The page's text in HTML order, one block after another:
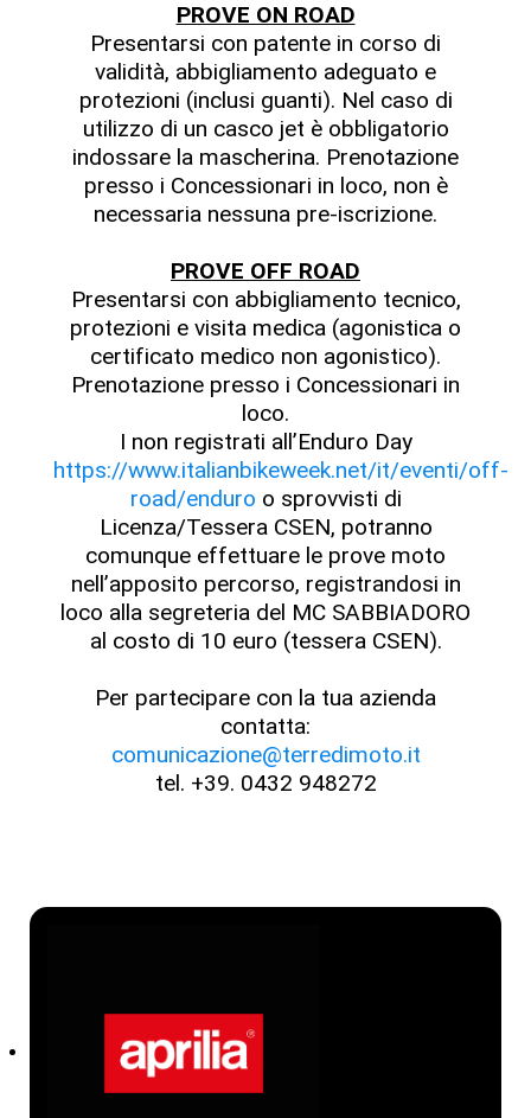
PROVE ON ROAD
Presentarsi con patente in corso di
validità, abbigliamento adeguato e
protezioni (inclusi guanti). Nel caso di
utilizzo di un casco jet è obbligatorio
indossare la mascherina. Prenotazione
presso i Concessionari in loco, non è
necessaria nessuna pre-iscrizione.
PROVE OFF ROAD
Presentarsi con abbigliamento tecnico,
protezioni e visita medica (agonistica o
certificato medico non agonistico).
Prenotazione presso i Concessionari in
loco.
I non registrati all’Enduro Day
https://www.italianbikeweek.net/it/eventi/off-
road/enduro o sprovvisti di
Licenza/Tessera CSEN, potranno
comunque effettuare le prove moto
nell’apposito percorso, registrandosi in
loco alla segreteria del MC SABBIADORO
al costo di 10 euro (tessera CSEN).
Per partecipare con la tua azienda
contatta:
comunicazione@terredimoto.it
tel. +39. 0432 948272